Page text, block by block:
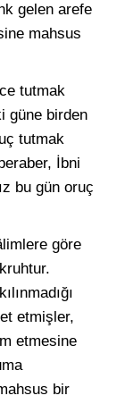
gelen arefe
mahsus
tutmak
güne birden
tutmak
İbni
bu gün oruç
göre
etmişler,
etmesine
bir